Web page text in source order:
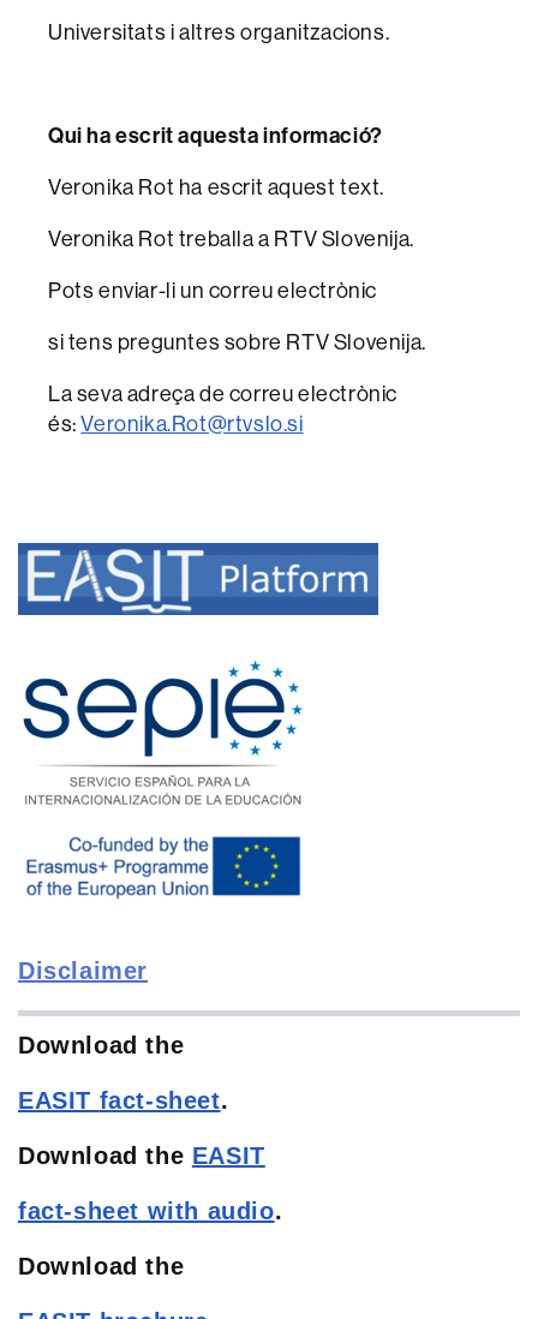
Universitats i altres organitzacions.
Qui ha escrit aquesta informació?
Veronika Rot ha escrit aquest text.
Veronika Rot treballa a RTV Slovenija.
Pots enviar-li un correu electrònic
si tens preguntes sobre RTV Slovenija.
La seva adreça de correu electrònic
és:Veronika.Rot@rtvslo.si
Disclaimer
Download the
EASIT fact-sheet.
Download the EASIT
fact-sheet with audio.
Download the